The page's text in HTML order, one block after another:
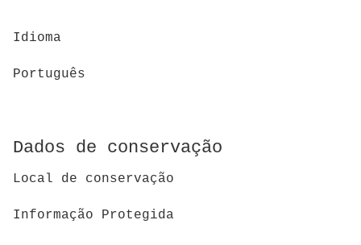
Idioma
Português
Dados de conservação
Local de conservação
Informação Protegida